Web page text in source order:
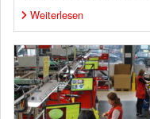
Weiterlesen